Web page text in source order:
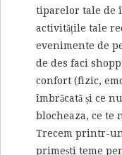
tiparelor tale de
activitățile tale
evenimente de
de des faci
confort (fizic,
îmbrăcată și ce
blocheaza, ce te
Trecem printr-
primești teme